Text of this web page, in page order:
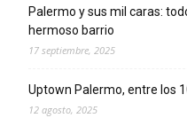
Palermo y sus mil caras:
hermoso barrio
17 septiembre, 2025
Uptown Palermo, entre los
12 agosto, 2025